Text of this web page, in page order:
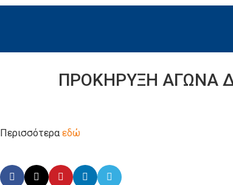
ΠΡΟΚΗΡΥΞΗ ΑΓΩΝΑ
Περισσότερα εδώ